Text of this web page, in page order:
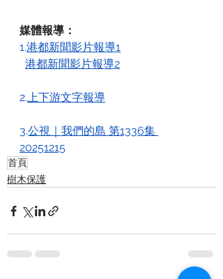
媒體報導：
1.港都新聞影片報導1
港都新聞影片報導2
2.上下游文字報導
3.公視｜我們的島 第1336集
20251215
首頁
樹木保護